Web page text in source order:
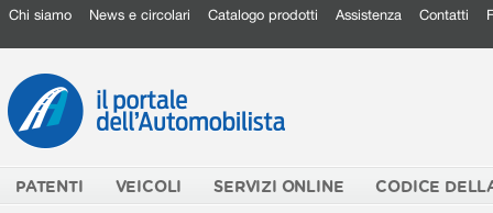
Chi siamo News e circolari Catalogo prodotti Assistenza Contatti
PATENTI VEICOLI SERVIZI ONLINE CODICE